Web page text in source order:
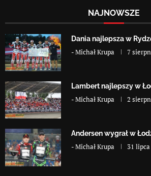
NAJNOWSZE
Dania najlepsza w
-Michał Krupa 7
Lambert najlepszy w
-Michał Krupa 2
Andersen wygrał w
-Michał Krupa 31